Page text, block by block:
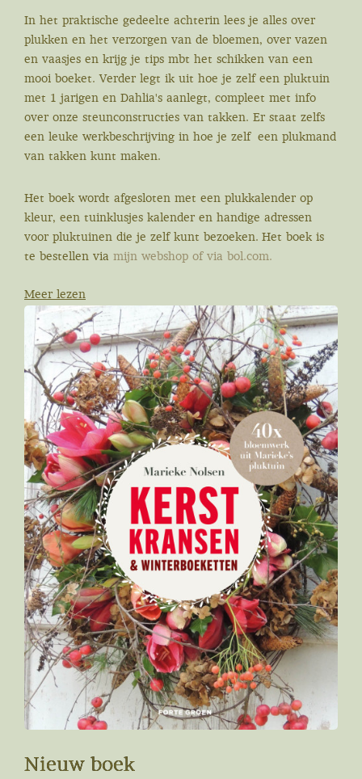
In het praktische gedeelte achterin lees je alles over
plukken en het verzorgen van de bloemen, over vazen
en vaasjes en krijg je tips mbt het schikken van een
mooi boeket. Verder legt ik uit hoe je zelf een pluktuin
met 1 jarigen en Dahlia's aanlegt, compleet met info
over onze steunconstructies van takken. Er staat zelfs
een leuke werkbeschrijving in hoe je zelf een plukmand
van takken kunt maken.
Het boek wordt afgesloten met een plukkalender op
kleur, een tuinklusjes kalender en handige adressen
voor pluktuinen die je zelf kunt bezoeken. Het boek is
te bestellen via mijn webshop of via bol.com.
Meer lezen
Nieuw boek